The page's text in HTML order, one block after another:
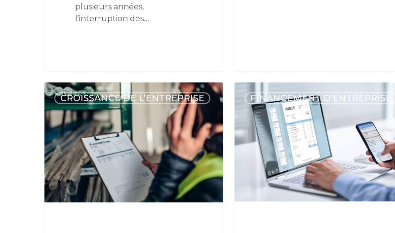
plusieurs années,
l’interruption des…
CROISSANCE DE L’ENTREPRISE FINANCEMENT D’ENTREPRISE